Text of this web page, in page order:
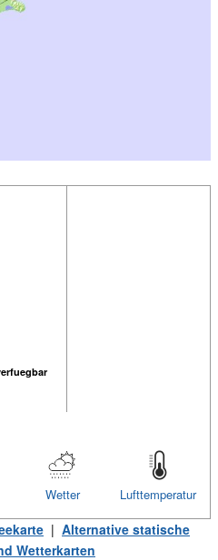
Lufttemperatur
Wetter
| Alternative statische
Wetterkarten